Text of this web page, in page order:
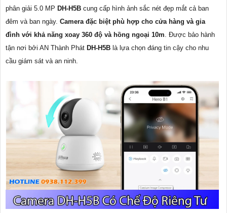
phân giải 5.0 MP DH-H5B cung cấp hình ảnh sắc nét đẹp mắt cả ban
đêm và ban ngày. Camera đặc biệt phù hợp cho cửa hàng và gia
đình với khả năng xoay 360 độ và hồng ngoại 10m. Được bảo hành
tận nơi bởi AN Thành Phát DH-H5B là lựa chọn đáng tin cậy cho nhu
cầu giám sát và an ninh.